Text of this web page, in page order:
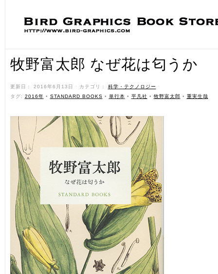
牧野富太郎 なぜ花は匂うか
更新日： 2016年6月13日 ˑ カテゴリ： 科学・テクノロジー
ˑ
タグ: 2016年 • STANDARD BOOKS • 単行本 • 平凡社 • 牧野富太郎 • 重実生哉